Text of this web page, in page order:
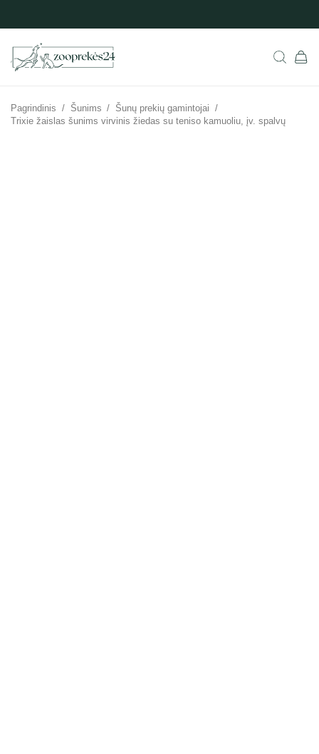
Pagrindinis / Šunims / Šunų prekių gamintojai /
Trixie žaislas šunims virvinis žiedas su teniso kamuoliu, įv. spalvų